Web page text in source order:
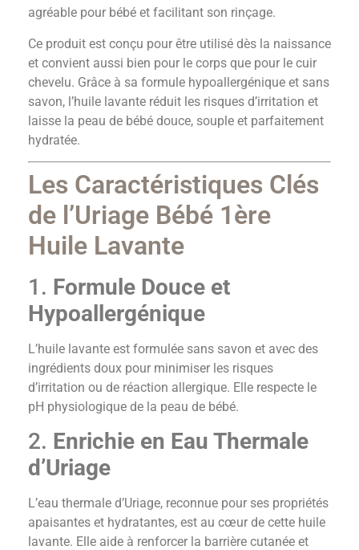
agréable pour bébé et facilitant son rinçage.
Ce produit est conçu pour être utilisé dès la naissance
et convient aussi bien pour le corps que pour le cuir
chevelu. Grâce à sa formule hypoallergénique et sans
savon, l’huile lavante réduit les risques d’irritation et
laisse la peau de bébé douce, souple et parfaitement
hydratée.
Les Caractéristiques Clés
de l’Uriage Bébé 1ère
Huile Lavante
1. Formule Douce et
Hypoallergénique
L’huile lavante est formulée sans savon et avec des
ingrédients doux pour minimiser les risques
d’irritation ou de réaction allergique. Elle respecte le
pH physiologique de la peau de bébé.
2. Enrichie en Eau Thermale
d’Uriage
L’eau thermale d’Uriage, reconnue pour ses propriétés
apaisantes et hydratantes, est au cœur de cette huile
lavante. Elle aide à renforcer la barrière cutanée et